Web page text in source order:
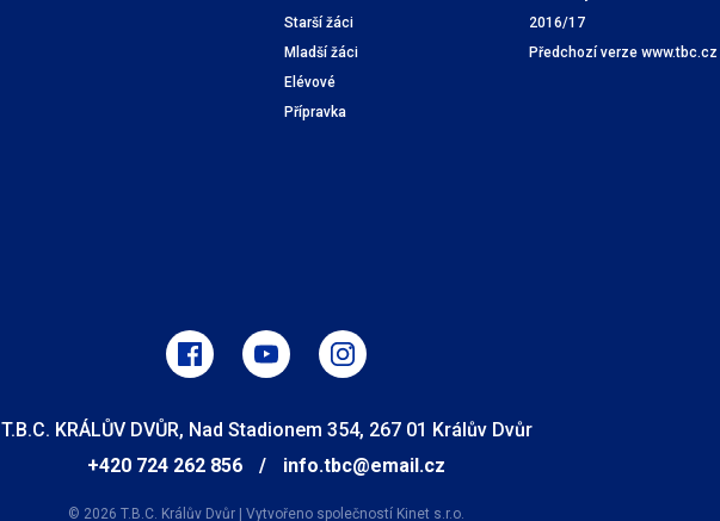
Starší žáci
Mladší žáci
Elévové
Přípravka
2016/17
Předchozí verze www.tbc.cz
T.B.C. KRÁLŮV DVŮR, Nad Stadionem 354, 267 01 Králův Dvůr
+420 724 262 856
/ info.tbc@email.cz
© 2026 T.B.C. Králův Dvůr Vytvořeno společností Kinet s.r.o.